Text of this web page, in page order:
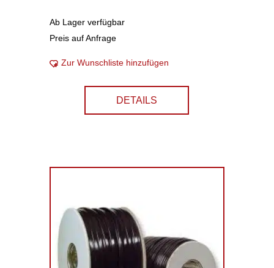
Ab Lager verfügbar
Preis auf Anfrage
Zur Wunschliste hinzufügen
DETAILS